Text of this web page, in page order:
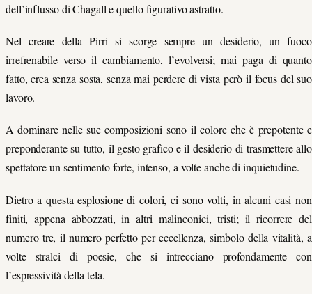
dell’influsso di Chagall e quello figurativo astratto.
Nel creare della Pirri si scorge sempre un desiderio, un fuoco
irrefrenabile verso il cambiamento, l’evolversi; mai paga di quanto
fatto, crea senza sosta, senza mai perdere di vista però il focus del suo
lavoro.
A dominare nelle sue composizioni sono il colore che è prepotente e
preponderante su tutto, il gesto grafico e il desiderio di trasmettere allo
spettatore un sentimento forte, intenso, a volte anche di inquietudine.
Dietro a questa esplosione di colori, ci sono volti, in alcuni casi non
finiti, appena abbozzati, in altri malinconici, tristi; il ricorrere del
numero tre, il numero perfetto per eccellenza, simbolo della vitalità, a
volte stralci di poesie, che si intrecciano profondamente con
l’espressività della tela.